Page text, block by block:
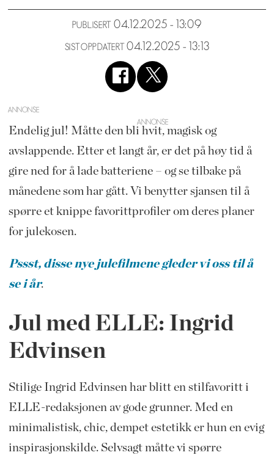
PUBLISERT 04.12.2025 - 13:09
SIST OPPDATERT 04.12.2025 - 13:13
ANNONSE
Endelig jul! Måtte den bli hvit, magisk og
avslappende. Etter et langt år, er det på høy tid å
gire ned for å lade batteriene – og se tilbake på
månedene som har gått. Vi benytter sjansen til å
spørre et knippe favorittprofiler om deres planer
for julekosen.
Pssst, disse nye julefilmene gleder vi oss til å
se i år.
Jul med ELLE: Ingrid
Edvinsen
Stilige Ingrid Edvinsen har blitt en stilfavoritt i
ELLE-redaksjonen av gode grunner. Med en
minimalistisk, chic, dempet estetikk er hun en evig
inspirasjonskilde. Selvsagt måtte vi spørre